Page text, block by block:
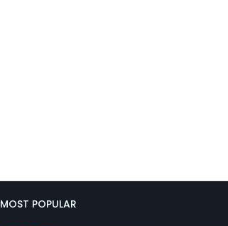
MOST POPULAR